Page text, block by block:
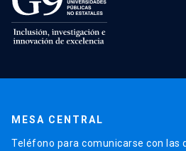
MESA CENTRAL
Teléfono para comunicarse con las